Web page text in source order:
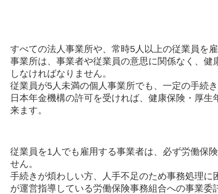
すべての法人事業所や、常時5人以上の従業員を
事業所は、事業者や従業員の意思に関係なく、健
しなければなりません。
従業員が5人未満の個人事業所でも、一定の手続
日本年金機構の許可を受ければ、健康保険・厚生
来ます。
従業員を1人でも雇用する事業者は、必ず労働保
せん。
手続きが煩わしい方、人手不足のため事務処理に
が運営指導している労働保険事務組合への事業委